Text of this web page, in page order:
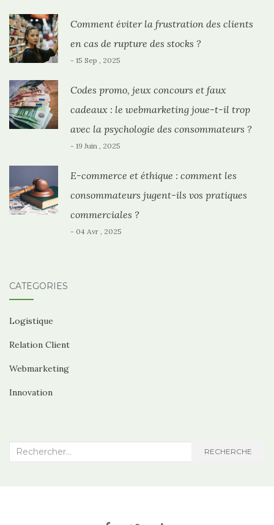
Comment éviter la frustration des clients
en cas de rupture des stocks ?
- 15 Sep , 2025
Codes promo, jeux concours et faux
cadeaux : le webmarketing joue-t-il trop
avec la psychologie des consommateurs ?
- 19 Juin , 2025
E-commerce et éthique : comment les
consommateurs jugent-ils vos pratiques
commerciales ?
- 04 Avr , 2025
CATÉGORIES
Logistique
Relation Client
Webmarketing
Innovation
Recherche
RECHERCHE